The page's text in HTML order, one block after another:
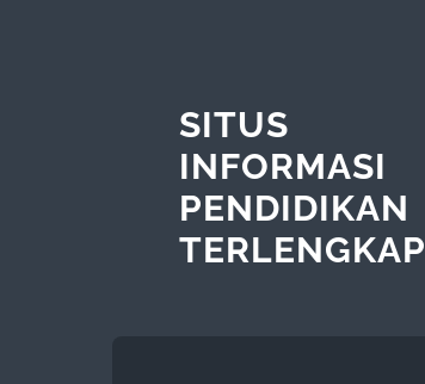
SITUS
INFORMASI
PENDIDIKAN
TERLENGKAP